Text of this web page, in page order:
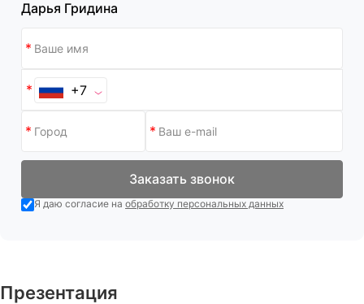
Дарья Гридина
+7
Заказать звонок
Я даю согласие на обработку персональных данных
Презентация